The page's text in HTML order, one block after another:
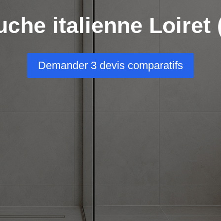
italienne Loiret
Demander 3 devis comparatifs